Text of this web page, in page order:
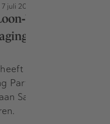
7 juli 2026
Partner bij
Frank Zandee zijn
Partner van HVG Law
Sandra van